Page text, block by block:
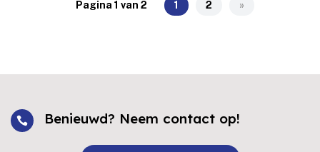
Pagina 1 van 2 1 2 »
 Benieuwd? Neem contact op!